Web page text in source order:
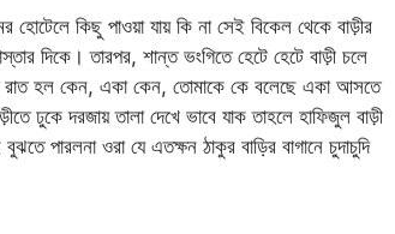
হোটেলে কিছু পাওয়া যায় কি না সেই বিকেল থেকে বাড়ীর
দিকে। তারপর, শান্ত ভংগিতে হেটে হেটে বাড়ী চলে
হল কেন, একা কেন, তোমাকে কে বলেছে একা আসতে
ঢুকে দরজায় তালা দেখে ভাবে যাক তাহলে হাফিজুল বাড়ী
পারলনা ওরা যে এতক্ষন ঠাকুর বাড়ির বাগানে চুদাচুদি